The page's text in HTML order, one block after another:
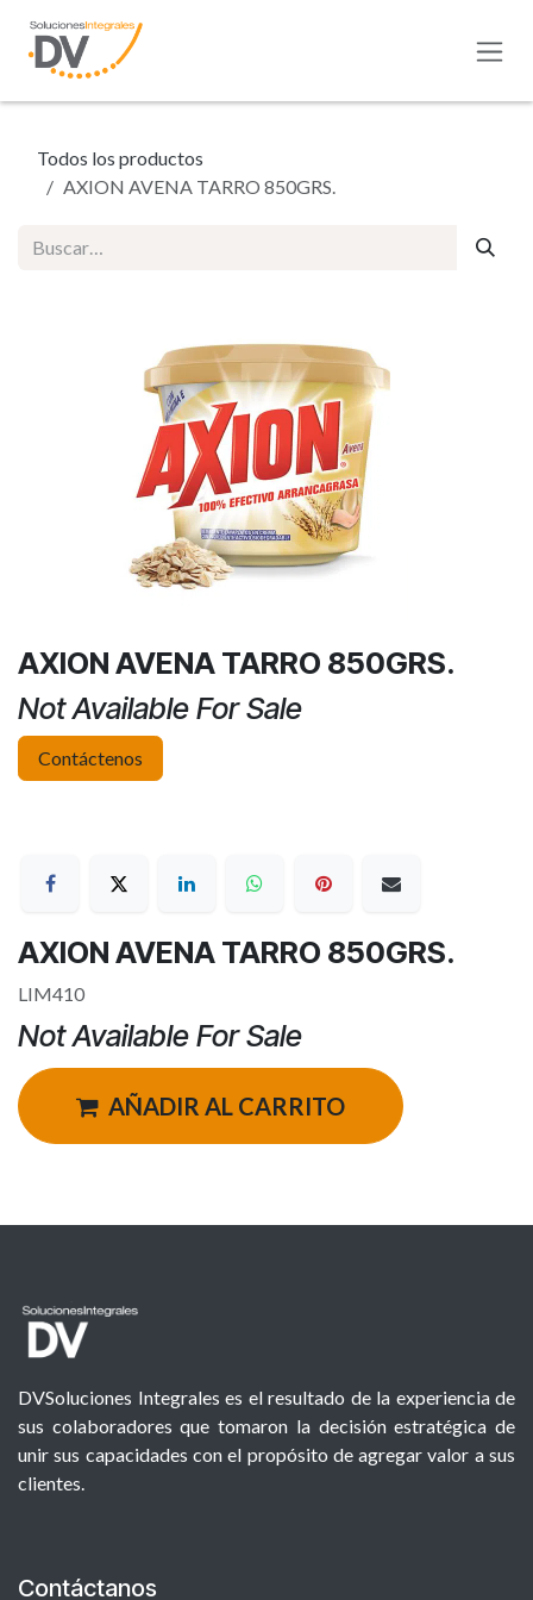
Todos los productos
AXION AVENA TARRO 850GRS.
AXION AVENA TARRO 850GRS.
Not Available For Sale
Contáctenos
AXION AVENA TARRO 850GRS.
LIM410
Not Available For Sale
AÑADIR AL CARRITO
DVSoluciones Integrales es el resultado de la experiencia de
sus colaboradores que tomaron la decisión estratégica de
unir sus capacidades con el propósito de agregar valor a sus
clientes.
Contáctanos